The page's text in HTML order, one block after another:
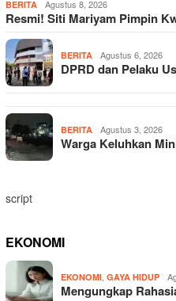
BERITA Agustus 8, 2026
Resmi! Siti Mariyam Pimpin
BERITA Agustus 6, 2026
DPRD dan Pelaku
BERITA Agustus 3, 2026
Warga Keluhkan
script
EKONOMI
EKONOMI, GAYA HIDUP
Mengungkap